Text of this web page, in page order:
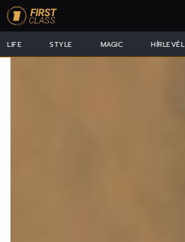
LIFE STYLE MAGIC HÍRLEVÉL